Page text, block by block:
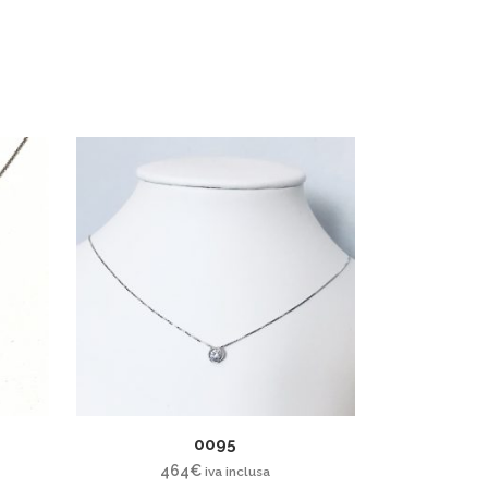
0095
464€ iva inclusa